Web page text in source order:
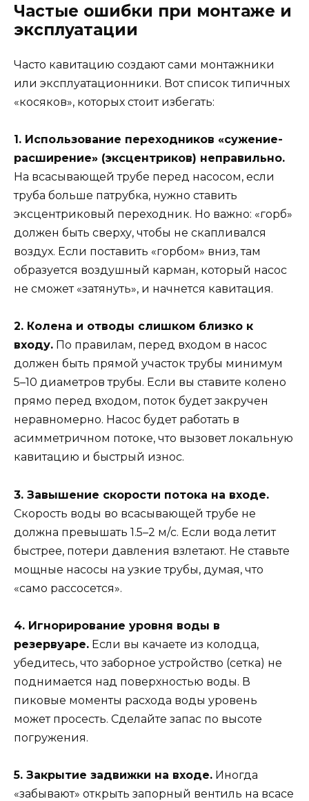
Частые ошибки при монтаже и
эксплуатации
Часто кавитацию создают сами монтажники
или эксплуатационники. Вот список типичных
«косяков», которых стоит избегать:
1. Использование переходников «сужение-
расширение» (эксцентриков) неправильно.
На всасывающей трубе перед насосом, если
труба больше патрубка, нужно ставить
эксцентриковый переходник. Но важно: «горб»
должен быть сверху, чтобы не скапливался
воздух. Если поставить «горбом» вниз, там
образуется воздушный карман, который насос
не сможет «затянуть», и начнется кавитация.
2. Колена и отводы слишком близко к
входу. По правилам, перед входом в насос
должен быть прямой участок трубы минимум
5–10 диаметров трубы. Если вы ставите колено
прямо перед входом, поток будет закручен
неравномерно. Насос будет работать в
асимметричном потоке, что вызовет локальную
кавитацию и быстрый износ.
3. Завышение скорости потока на входе.
Скорость воды во всасывающей трубе не
должна превышать 1.5–2 м/с. Если вода летит
быстрее, потери давления взлетают. Не ставьте
мощные насосы на узкие трубы, думая, что
«само рассосется».
4. Игнорирование уровня воды в
резервуаре. Если вы качаете из колодца,
убедитесь, что заборное устройство (сетка) не
поднимается над поверхностью воды. В
пиковые моменты расхода воды уровень
может просесть. Сделайте запас по высоте
погружения.
5. Закрытие задвижки на входе. Иногда
«забывают» открыть запорный вентиль на всасе